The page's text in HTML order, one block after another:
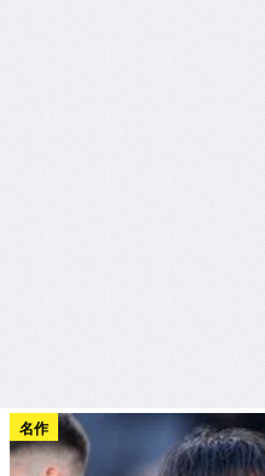
名作